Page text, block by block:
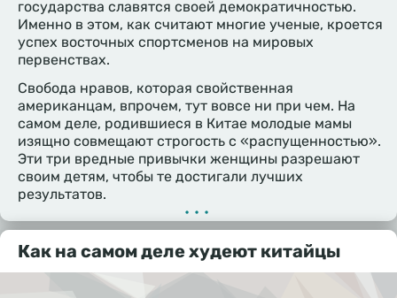
государства славятся своей демократичностью.
Именно в этом, как считают многие ученые, кроется
успех восточных спортсменов на мировых
первенствах.
Свобода нравов, которая свойственная
американцам, впрочем, тут вовсе ни при чем. На
самом деле, родившиеся в Китае молодые мамы
изящно совмещают строгость с «распущенностью».
Эти три вредные привычки женщины разрешают
своим детям, чтобы те достигали лучших
результатов.
•••
Как на самом деле худеют китайцы